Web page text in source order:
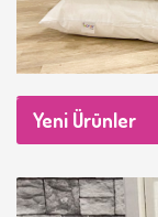
Yeni Ürünler